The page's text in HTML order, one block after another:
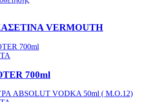
VERMOUTH
700ml